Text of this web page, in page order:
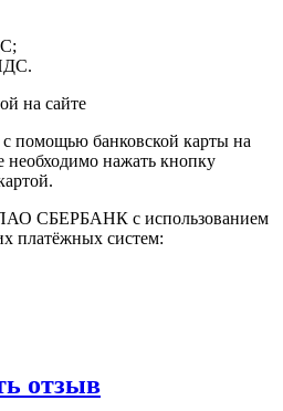
на сайте
помощью банковской карты на
необходимо нажать кнопку
ПАО СБЕРБАНК с использованием
платёжных систем:
отзыв